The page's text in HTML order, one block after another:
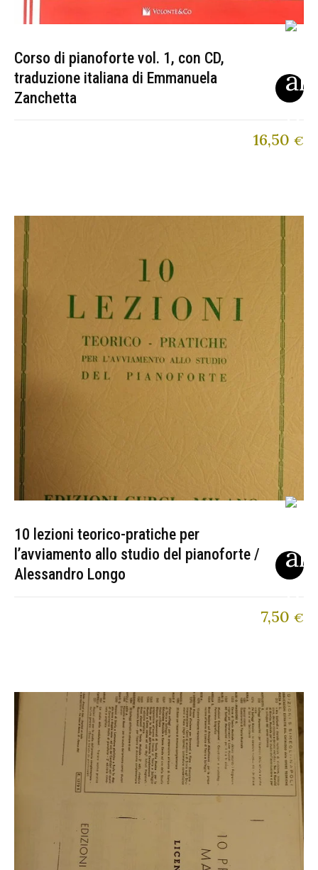
Corso di pianoforte vol. 1, con CD,
traduzione italiana di Emmanuela
Zanchetta
16,50 €
10 lezioni teorico-pratiche per
l’avviamento allo studio del pianoforte /
Alessandro Longo
7,50 €